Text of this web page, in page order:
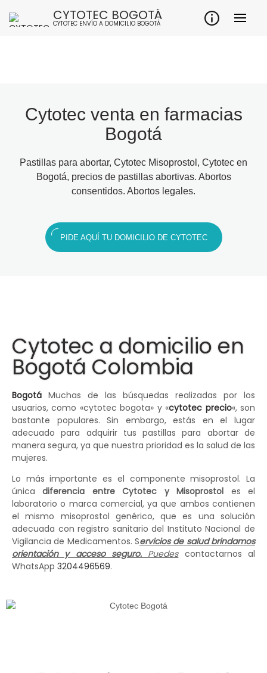
CYTOTEC BOGOTÁ
CYTOTEC ENVÍO A DOMICILIO BOGOTÁ
Cytotec venta en farmacias
Bogotá
Pastillas para abortar, Cytotec Misoprostol, Cytotec en
Bogotá, precios de pastillas abortivas. Abortos
consentidos. Abortos legales.
PIDE AQUÍ TU DOMICILIO DE CYTOTEC
Cytotec a domicilio en
Bogotá Colombia
Bogotá Muchas de las búsquedas realizadas por los
usuarios, como «cytotec bogota» y «cytotec precio«, son
bastante populares. Sin embargo, estás en el lugar
adecuado para adquirir tus pastillas para abortar de
manera segura, ya que nuestra prioridad es la salud de las
mujeres.
Lo más importante es el componente misoprostol. La
únicadiferencia entre Cytotec y Misoprostol es el
laboratorio o marca comercial, ya que ambos contienen
el mismo misoprostol genérico, que es una solución
adecuada con registro sanitario del Instituto Nacional de
Vigilancia de Medicamentos. Servicios de salud brindamos
orientación y acceso seguro. Puedescontactarnos al
WhatsApp 3204496569.